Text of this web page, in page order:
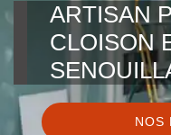
ARTISAN
CLOISON
NOS